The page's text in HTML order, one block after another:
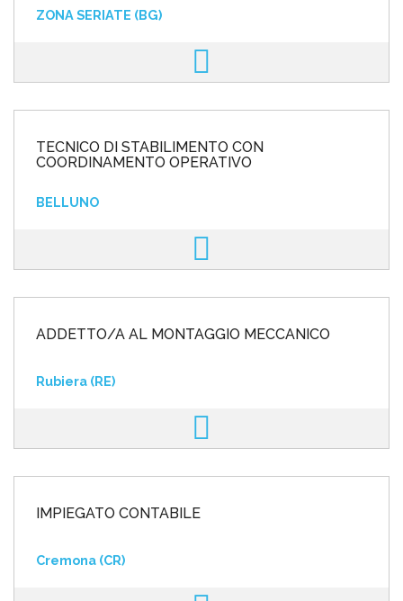
ZONA SERIATE (BG)
TECNICO DI STABILIMENTO CON
COORDINAMENTO OPERATIVO
BELLUNO
ADDETTO/A AL MONTAGGIO MECCANICO
Rubiera (RE)
IMPIEGATO CONTABILE
Cremona (CR)